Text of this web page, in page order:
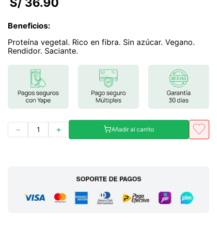
8.
magnesio
9.
stevia
10. proteina
Beneficios:
Proteína vegetal. Rico en fibra. Sin azúcar. Vegano.
Rendidor. Saciante.
＋
－ Añadir al carrito